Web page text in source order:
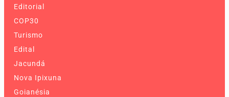
Editorial
COP30
Turismo
Edital
Jacundá
Nova Ipixuna
Goianésia